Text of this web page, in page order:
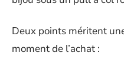
Deux points méritent
moment de l’achat :